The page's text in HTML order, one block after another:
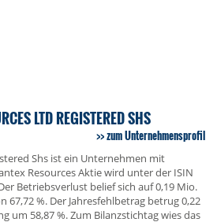
LTD REGISTERED SHS
zum Unternehmensprofil
Shs ist ein Unternehmen mit
Resources Aktie wird unter der ISIN
Betriebsverlust belief sich auf 0,19 Mio.
67,72 %. Der Jahresfehlbetrag betrug 0,22
um 58,87 %. Zum Bilanzstichtag wies das